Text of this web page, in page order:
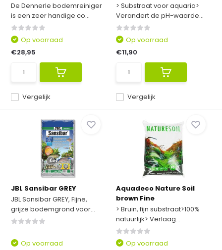
De Dennerle bodemreiniger
is een zeer handige co...
Vergelijk
Op voorraad
€28,95
> Substraat voor aquaria>
Verandert de pH-waarde...
Vergelijk
Op voorraad
€11,90
JBL Sansibar GREY
JBL Sansibar GREY, Fijne,
grijze bodemgrond voor...
Op voorraad
Aquadeco Nature Soil
brown Fine
> Bruin, fijn substraat>100%
natuurlijk> Verlaag...
Op voorraad